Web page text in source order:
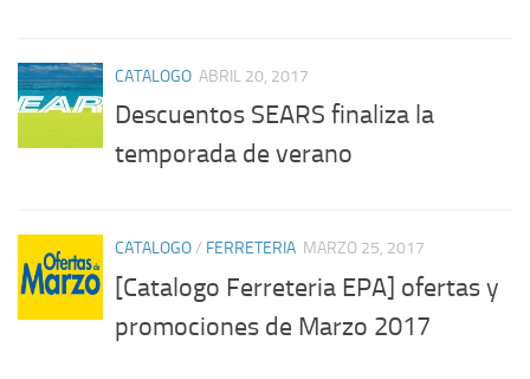
CATALOGO ABRIL 20, 2017
Descuentos SEARS finaliza la
temporada de verano
CATALOGO/ FERRETERIA MARZO 25, 2017
[Catalogo Ferreteria EPA] ofertas y
promociones de Marzo 2017